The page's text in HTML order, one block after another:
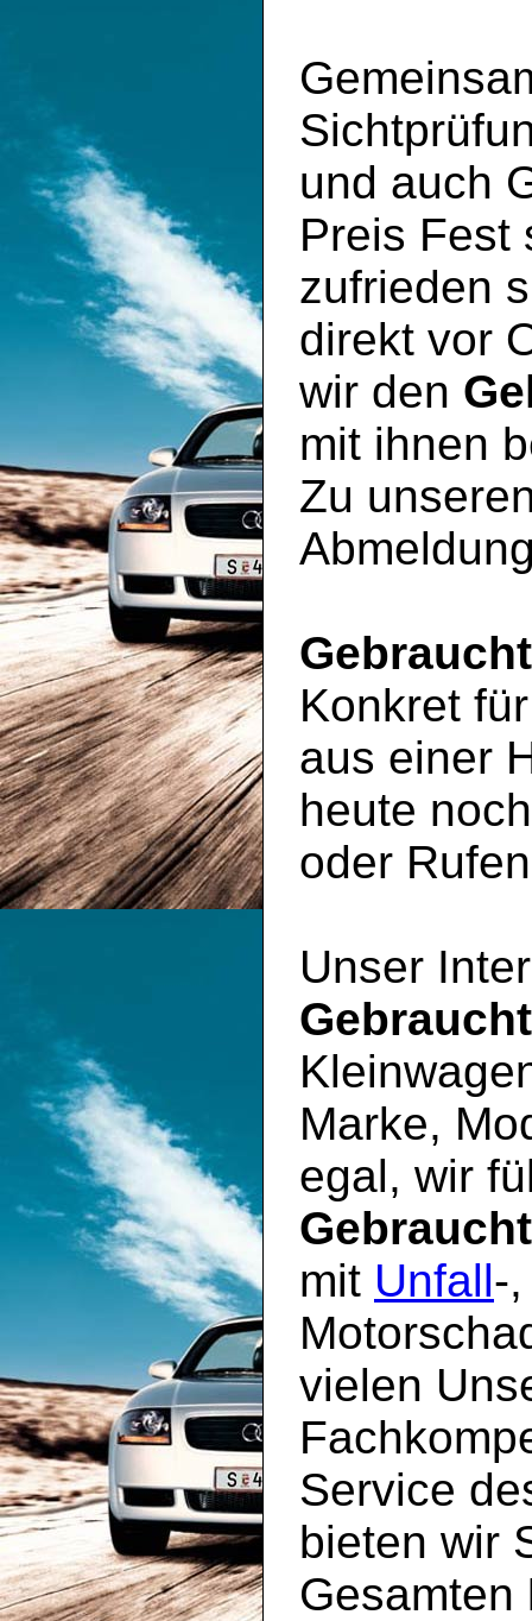
und auch
Preis Fest
zufrieden
direkt vor
wir den
mit ihnen
Zu
Konkret
aus einer
heute
oder
Unser
Marke,
egal, wir
mit Unfall-
vielen
Service
bieten wir
Gesamten